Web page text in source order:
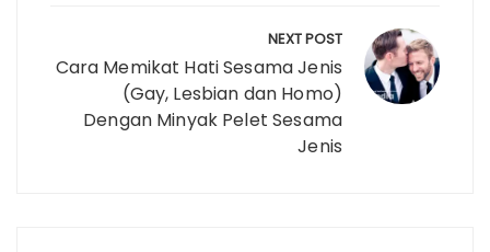
NEXT POST
Cara Memikat Hati Sesama Jenis
(Gay, Lesbian dan Homo)
Dengan Minyak Pelet Sesama
Jenis